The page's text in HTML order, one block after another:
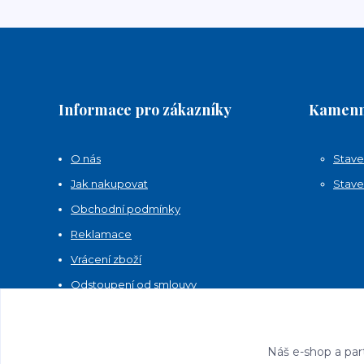
Informace pro zákazníky
O nás
Jak nakupovat
Obchodní podmínky
Reklamace
Vrácení zboží
Odstoupení od smlouvy
Náš e-shop a